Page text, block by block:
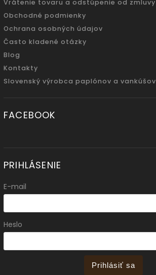
Vrátenie tovaru a odstúpenie od zmluvy
Obchodné podmienky
Ochrana osobných údajov
Často kladené otázky
Blog
Kontakty
Slovenský výrobca paplónov a vankúšov
FACEBOOK
PRIHLÁSENIE
E-mail
Heslo
Prihlásiť sa